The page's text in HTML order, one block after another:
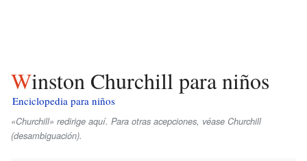
Winston Churchill para niños
Enciclopedia para niños
«Churchill» redirige aquí. Para otras acepciones, véase Churchill
(desambiguación).